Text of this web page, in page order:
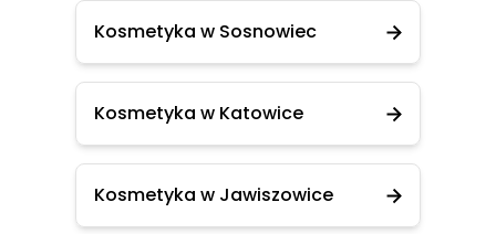
Kosmetyka w Sosnowiec
Kosmetyka w Katowice
Kosmetyka w Jawiszowice